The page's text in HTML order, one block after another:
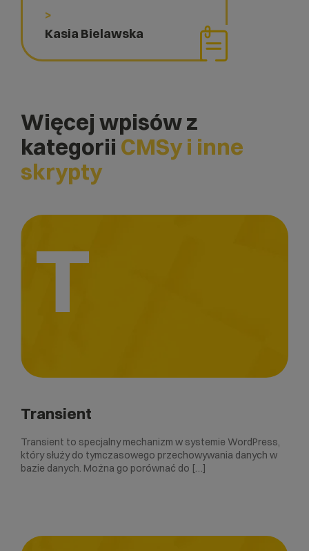
>
Kasia Bielawska
Więcej wpisów z
kategorii CMSy i inne
skrypty
T
Transient
Transient to specjalny mechanizm w systemie WordPress,
który służy do tymczasowego przechowywania danych w
bazie danych. Można go porównać do […]